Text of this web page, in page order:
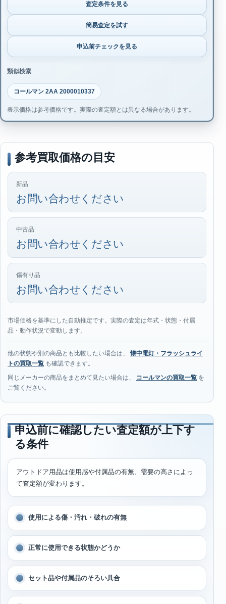
査定条件を見る
簡易査定を試す
申込前チェックを見る
類似検索
コールマン 2AA 2000010337
表示価格は参考価格です。実際の査定額とは異なる場合があります。
参考買取価格の目安
新品
お問い合わせください
中古品
お問い合わせください
傷有り品
お問い合わせください
市場価格を基準にした自動推定です。実際の査定は年式・状態・付属
品・動作状況で変動します。
他の状態や別の商品とも比較したい場合は、懐中電灯・フラッシュライ
トの買取一覧 も確認できます。
同じメーカーの商品をまとめて見たい場合は、 コールマンの買取一覧 を
ご覧ください。
申込前に確認したい査定額が上下す
る条件
アウトドア用品は使用感や付属品の有無、需要の高さによっ
て査定額が変わります。
使用による傷・汚れ・破れの有無
正常に使用できる状態かどうか
セット品や付属品のそろい具合